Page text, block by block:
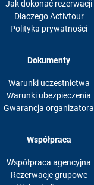
Jak dokonać rezerwacji
Dlaczego Activtour
Polityka prywatności
Dokumenty
Warunki uczestnictwa
Warunki ubezpieczenia
Gwarancja organizatora
Współpraca
Współpraca agencyjna
Rezerwacje grupowe